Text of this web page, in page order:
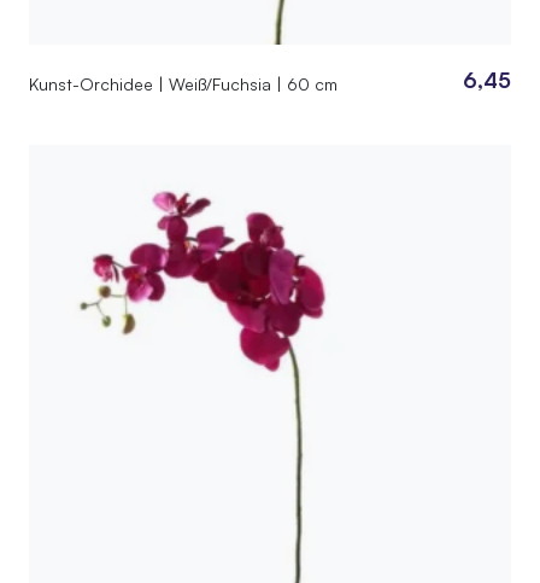
Kunst-Orchidee | Weiß/Fuchsia | 60 cm 6,45